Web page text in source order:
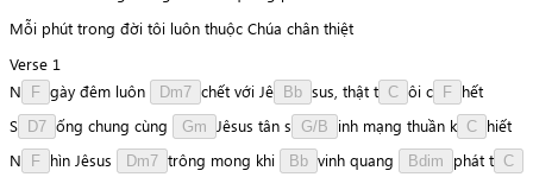
Mỗi phút trong đời tôi luôn thuộc Chúa chân thiệt
Verse 1
N
F gày đêm luôn Dm7 chết với Jê Bb sus thật t C ôi c F hết
S
D7 ống chung cùng Gm Jêsus tân s G/B inh mạng thuần k C hiết
N
F hìn Jêsus Dm7 trông mong khi Bb vinh quang Bdim phát t C